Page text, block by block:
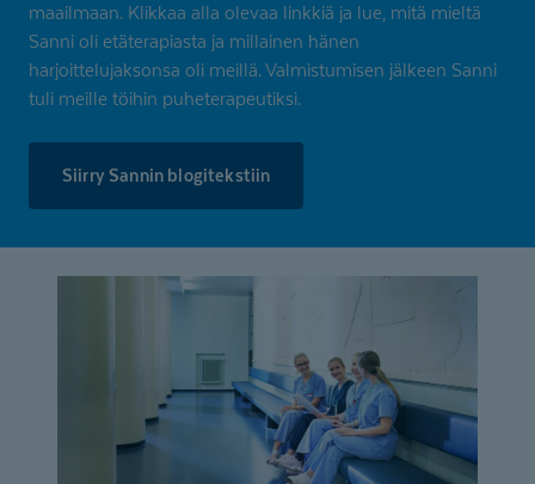
maailmaan. Klikkaa alla olevaa linkkiä ja lue, mitä mieltä
Sanni oli etäterapiasta ja millainen hänen
harjoittelujaksonsa oli meillä. Valmistumisen jälkeen Sanni
tuli meille töihin puheterapeutiksi.
Siirry Sannin blogitekstiin